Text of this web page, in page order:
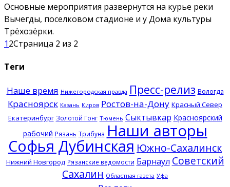
Основные мероприятия развернутся на курье реки
Вычегды, поселковом стадионе и у Дома культуры
Трёхозёрки.
12Страница 2 из 2
Теги
Наше время Нижегородская правда Пресс-релиз Вологда
Красноярск Казань Киров Ростов-на-Дону Красный Север
Екатеринбург Золотой Гонг Тюмень Сыктывкар Красноярский
рабочий Рязань Трибуна Наши авторы
Софья Дубинская Южно-Сахалинск
Нижний Новгород Рязанские ведомости Барнаул Советский
Сахалин Областная газета Уфа